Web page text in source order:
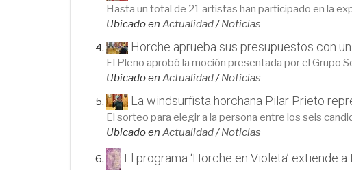
Hasta un total de 21 artistas han participado en la
Ubicado en Actualidad/Noticias
Horche aprueba sus presupuestos con
El Pleno aprobó la moción presentada por el Grupo
Ubicado en Actualidad/Noticias
La windsurfista horchana Pilar Prieto
El sorteo para elegir a la persona entre los seis
Ubicado en Actualidad/Noticias
El programa ‘Horche en Violeta’ extiende